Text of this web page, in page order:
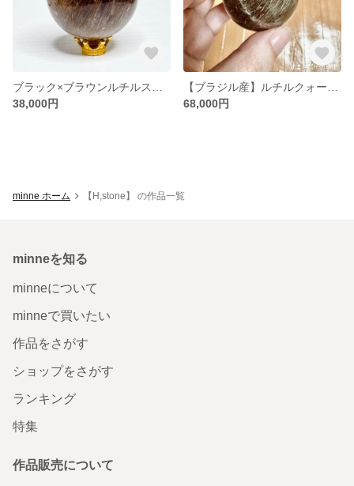
38,000円
68,000円
minne ホーム 【H,stone】 の作品一覧
minneを知る
minneについて
minneで買いたい
作品をさがす
ショップをさがす
ランキング
特集
作品販売について